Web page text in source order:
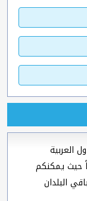
العربية
حيث يمكنكم
البلدان